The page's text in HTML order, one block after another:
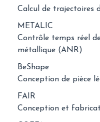
Calcul de trajectoires
METALIC
Contrôle temps réel
métallique (ANR)
BeShape
Conception de pièce
FAIR
Conception et